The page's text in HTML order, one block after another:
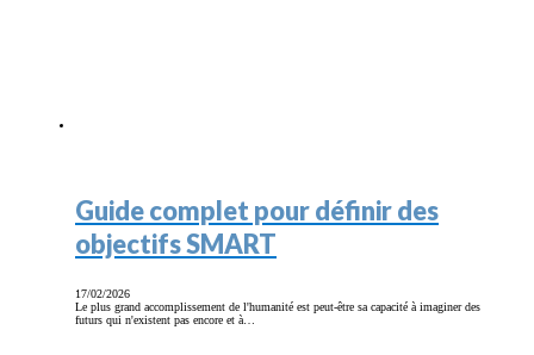
Guide complet pour définir des
objectifs SMART
17/02/2026
Le plus grand accomplissement de l'humanité est peut-être sa capacité à imaginer des
futurs qui n'existent pas encore et à…